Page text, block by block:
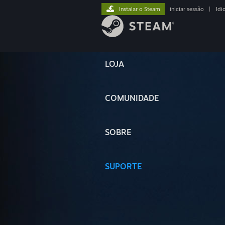
LOJA
COMUNIDADE
SOBRE
SUPORTE
Instalar o Steam iniciar sessão